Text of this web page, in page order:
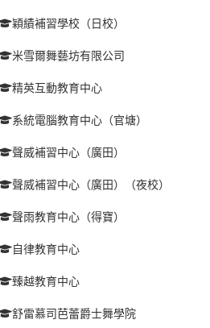
穎績補習學校（日校）
米雪爾舞藝坊有限公司
精英互動教育中心
系統電腦教育中心（官塘）
聲威補習中心（廣田）
聲威補習中心（廣田）（夜校）
聲雨教育中心（得寶）
自律教育中心
臻越教育中心
舒雷慕司芭蕾爵士舞學院